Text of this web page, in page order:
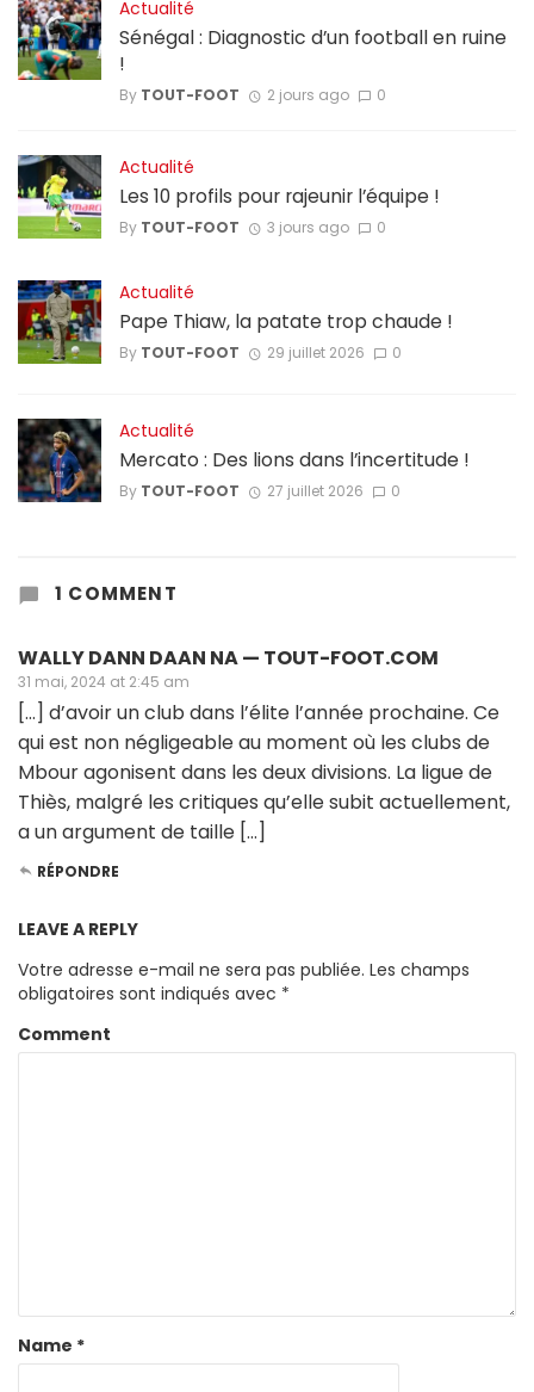
Actualité
Sénégal : Diagnostic d’un football en ruine
!
By TOUT-FOOT 2 jours ago 0
Actualité
Les 10 profils pour rajeunir l’équipe !
By TOUT-FOOT 3 jours ago 0
Actualité
Pape Thiaw, la patate trop chaude !
By TOUT-FOOT 29 juillet 2026 0
Actualité
Mercato : Des lions dans l’incertitude !
By TOUT-FOOT 27 juillet 2026 0
1 COMMENT
WALLY DANN DAAN NA — TOUT-FOOT.COM
31 mai, 2024 at 2:45 am
[…] d’avoir un club dans l’élite l’année prochaine. Ce
qui est non négligeable au moment où les clubs de
Mbour agonisent dans les deux divisions. La ligue de
Thiès, malgré les critiques qu’elle subit actuellement,
a un argument de taille […]
RÉPONDRE
LEAVE A REPLY
Votre adresse e-mail ne sera pas publiée. Les champs
obligatoires sont indiqués avec *
Comment
Name *